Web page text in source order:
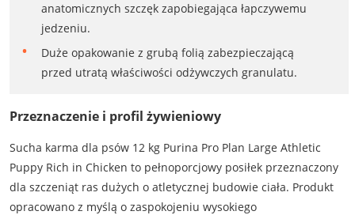
anatomicznych szczęk zapobiegająca łapczywemu
jedzeniu.
Duże opakowanie z grubą folią zabezpieczającą
przed utratą właściwości odżywczych granulatu.
Przeznaczenie i profil żywieniowy
Sucha karma dla psów 12 kg Purina Pro Plan Large Athletic
Puppy Rich in Chicken to pełnoporcjowy posiłek przeznaczony
dla szczeniąt ras dużych o atletycznej budowie ciała. Produkt
opracowano z myślą o zaspokojeniu wysokiego